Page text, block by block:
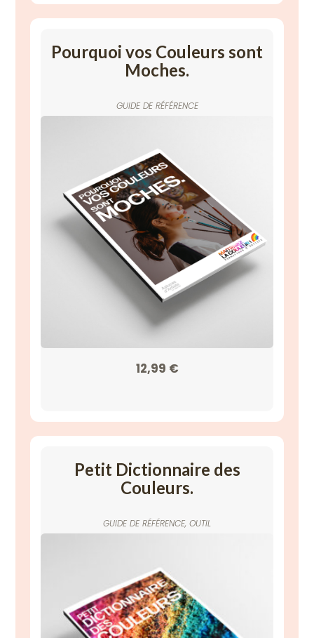
Pourquoi vos Couleurs sont
Moches.
GUIDE DE RÉFÉRENCE
12,99 €
Petit Dictionnaire des
Couleurs.
GUIDE DE RÉFÉRENCE, OUTIL